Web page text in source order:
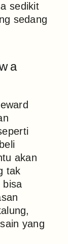
sedikit
sedang
akan
tak
bisa
yang